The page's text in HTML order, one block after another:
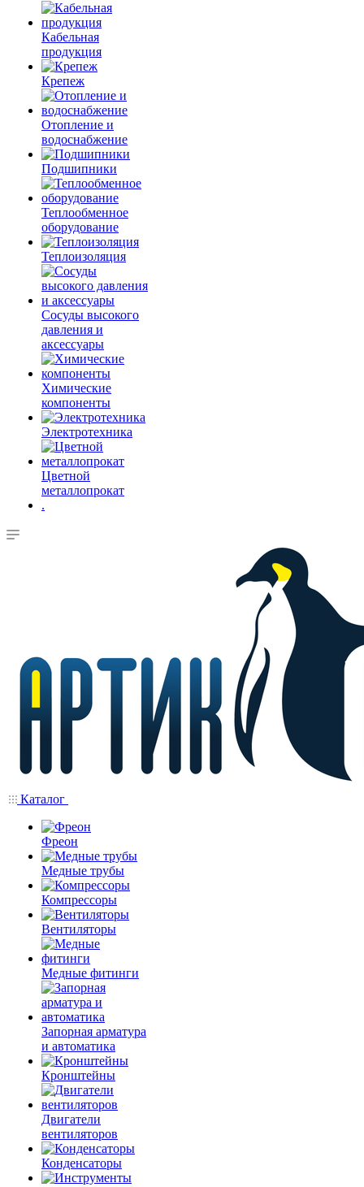
Кабельная
продукция
Крепеж
Отопление и
водоснабжение
Подшипники
Теплообменное
оборудование
Теплоизоляция
Сосуды высокого
давления и
аксессуары
Химические
компоненты
Электротехника
Цветной
металлопрокат
.
Каталог
Фреон
Медные трубы
Компрессоры
Вентиляторы
Медные фитинги
Запорная арматура
и автоматика
Кронштейны
Двигатели
вентиляторов
Конденсаторы